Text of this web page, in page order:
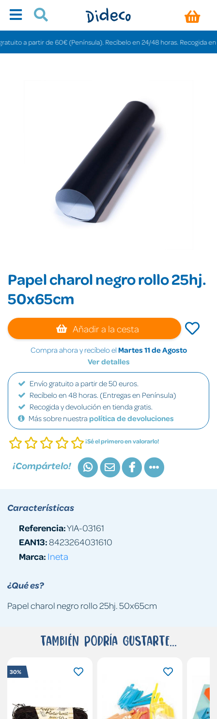
a partir de 60€ (Península). Recíbelo en 24/48 horas. Recogida en
Papel charol negro rollo 25hj.
50x65cm
Añadir a la cesta
Compra ahora y recíbelo el Martes 11 de Agosto
Ver detalles
Envío gratuito a partir de 50 euros.
Recíbelo en 48 horas. (Entregas en Península)
Recogida y devolución en tienda gratis.
Más sobre nuestra política de devoluciones
¡Sé el primero en valorarlo!
¡Compártelo!
¿Qué es?
Papel charol negro rollo 25hj. 50x65cm
Características
Referencia:YIA-03161
EAN13:8423264031610
Marca: Ineta
También podría gustarte...
30%